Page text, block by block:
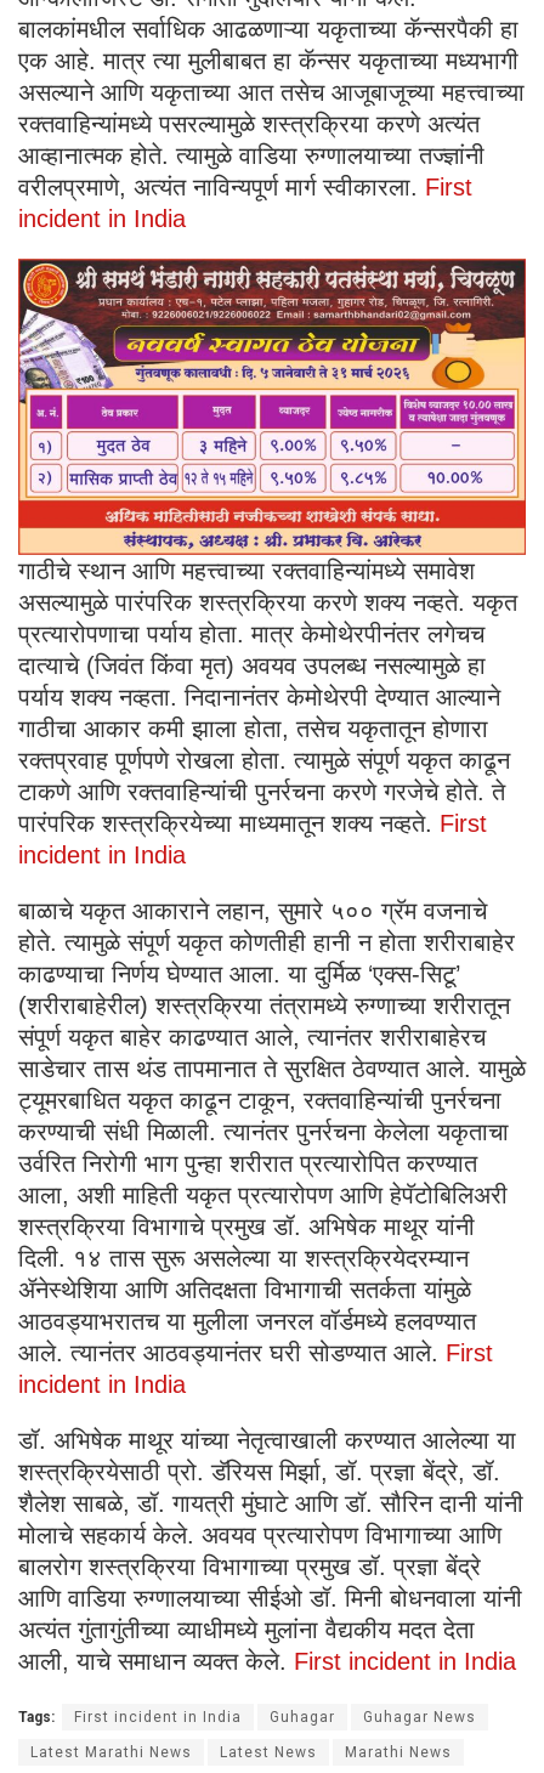
बालकांमधील सर्वाधिक आढळणाऱ्या यकृताच्या कॅन्सरपैकी हा
एक आहे. मात्र त्या मुलीबाबत हा कॅन्सर यकृताच्या मध्यभागी
असल्याने आणि यकृताच्या आत तसेच आजूबाजूच्या महत्त्वाच्या
रक्तवाहिन्यांमध्ये पसरल्यामुळे शस्त्रक्रिया करणे अत्यंत
आव्हानात्मक होते. त्यामुळे वाडिया रुग्णालयाच्या तज्ज्ञांनी
वरीलप्रमाणे, अत्यंत नाविन्यपूर्ण मार्ग स्वीकारला. First
incident in India
गाठीचे स्थान आणि महत्त्वाच्या रक्तवाहिन्यांमध्ये समावेश
असल्यामुळे पारंपरिक शस्त्रक्रिया करणे शक्य नव्हते. यकृत
प्रत्यारोपणाचा पर्याय होता. मात्र केमोथेरपीनंतर लगेचच
दात्याचे (जिवंत किंवा मृत) अवयव उपलब्ध नसल्यामुळे हा
पर्याय शक्य नव्हता. निदानानंतर केमोथेरपी देण्यात आल्याने
गाठीचा आकार कमी झाला होता, तसेच यकृतातून होणारा
रक्तप्रवाह पूर्णपणे रोखला होता. त्यामुळे संपूर्ण यकृत काढून
टाकणे आणि रक्तवाहिन्यांची पुनर्रचना करणे गरजेचे होते. ते
पारंपरिक शस्त्रक्रियेच्या माध्यमातून शक्य नव्हते. First
incident in India
बाळाचे यकृत आकाराने लहान, सुमारे ५०० ग्रॅम वजनाचे
होते. त्यामुळे संपूर्ण यकृत कोणतीही हानी न होता शरीराबाहेर
काढण्याचा निर्णय घेण्यात आला. या दुर्मिळ ‘एक्स-सिटू’
(शरीराबाहेरील) शस्त्रक्रिया तंत्रामध्ये रुग्णाच्या शरीरातून
संपूर्ण यकृत बाहेर काढण्यात आले, त्यानंतर शरीराबाहेरच
साडेचार तास थंड तापमानात ते सुरक्षित ठेवण्यात आले. यामुळे
ट्यूमरबाधित यकृत काढून टाकून, रक्तवाहिन्यांची पुनर्रचना
करण्याची संधी मिळाली. त्यानंतर पुनर्रचना केलेला यकृताचा
उर्वरित निरोगी भाग पुन्हा शरीरात प्रत्यारोपित करण्यात
आला, अशी माहिती यकृत प्रत्यारोपण आणि हेपॅटोबिलिअरी
शस्त्रक्रिया विभागाचे प्रमुख डॉ. अभिषेक माथूर यांनी
दिली. १४ तास सुरू असलेल्या या शस्त्रक्रियेदरम्यान
ॲनेस्थेशिया आणि अतिदक्षता विभागाची सतर्कता यांमुळे
आठवड्याभरातच या मुलीला जनरल वॉर्डमध्ये हलवण्यात
आले. त्यानंतर आठवड्यानंतर घरी सोडण्यात आले. First
incident in India
डॉ. अभिषेक माथूर यांच्या नेतृत्वाखाली करण्यात आलेल्या या
शस्त्रक्रियेसाठी प्रो. डॅरियस मिर्झा, डॉ. प्रज्ञा बेंद्रे, डॉ.
शैलेश साबळे, डॉ. गायत्री मुंघाटे आणि डॉ. सौरिन दानी यांनी
मोलाचे सहकार्य केले. अवयव प्रत्यारोपण विभागाच्या आणि
बालरोग शस्त्रक्रिया विभागाच्या प्रमुख डॉ. प्रज्ञा बेंद्रे
आणि वाडिया रुग्णालयाच्या सीईओ डॉ. मिनी बोधनवाला यांनी
अत्यंत गुंतागुंतीच्या व्याधीमध्ये मुलांना वैद्यकीय मदत देता
आली, याचे समाधान व्यक्त केले. First incident in India
Tags: First incident in India Guhagar Guhagar News
Latest Marathi News Latest News Marathi News